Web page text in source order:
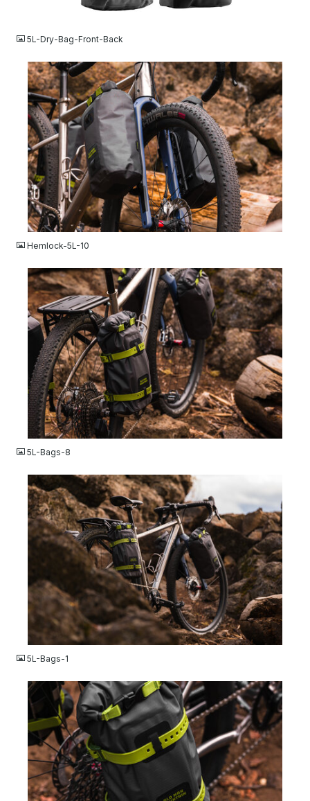
5L-Dry-Bag-Front-Back
JPG
Hemlock-5L-10
JPG
5L-Bags-8
JPG
5L-Bags-1